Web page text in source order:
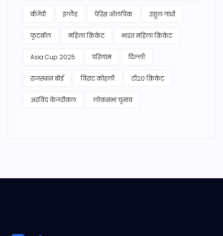
बीजेपी इंग्लैंड पेरिस ओलंपिक राहुल गांधी
फुटबॉल महिला क्रिकेट भारत महिला क्रिकेट
Asia Cup 2025 परिणाम दिल्ली
राजस्थान बोर्ड विराट कोहली टी20 क्रिकेट
अरविंद केजरीवाल लोकसभा चुनाव